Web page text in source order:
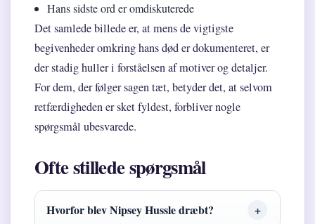
Hans sidste ord er omdiskuterede
Det samlede billede er, at mens de vigtigste
begivenheder omkring hans død er dokumenteret, er
der stadig huller i forståelsen af motiver og detaljer.
For dem, der følger sagen tæt, betyder det, at selvom
retfærdigheden er sket fyldest, forbliver nogle
spørgsmål ubesvarede.
Ofte stillede spørgsmål
Hvorfor blev Nipsey Hussle dræbt?